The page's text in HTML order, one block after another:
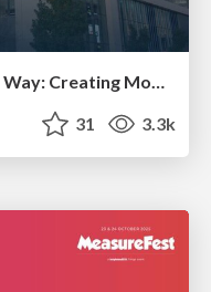
Helping Users Find Their Own Way: Creating Modern Search Experiences
31 3.3k